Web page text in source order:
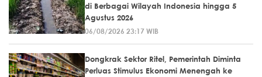
di Berbagai Wilayah Indonesia hingga 5
Agustus 2026
06/08/2026 23:17 WIB
Dongkrak Sektor Ritel, Pemerintah Diminta
Perluas Stimulus Ekonomi Menengah ke